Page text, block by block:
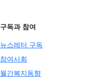
구독과 참여
뉴스레터 구독
참여사회
월간복지동향